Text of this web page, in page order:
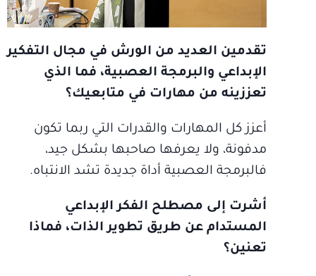
تقدمين العديد من الورش في مجال التفكير
الإبداعي والبرمجة العصبية، فما الذي
تعززينه من مهارات في متابعيك؟
أعزز كل المهارات والقدرات التي ربما تكون
مدفونة، ولا يعرفها صاحبها بشكل جيد،
فالبرمجة العصبية أداة جديدة تشد الانتباه.
أشرت إلى مصطلح الفكر الإبداعي
المستدام عن طريق تطوير الذات، فماذا
تعنين؟